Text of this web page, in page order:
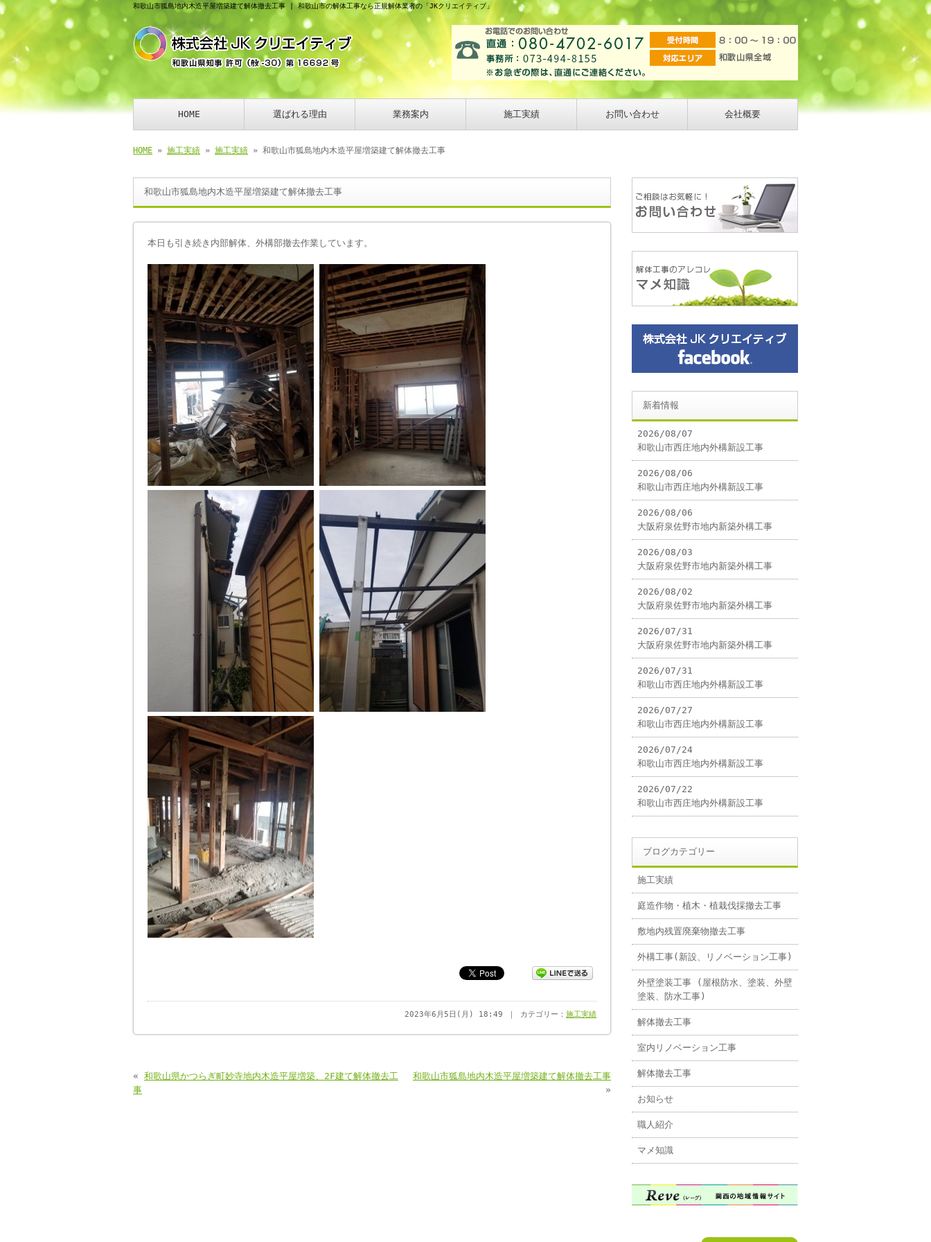
和歌山市狐島地内木造平屋増築建て解体撤去工事 | 和歌山市の解体工事なら正規解体業者の「JKクリエイティブ」
HOME 選ばれる理由 業務案内 施工実績 お問い合わせ 会社概要
HOME » 施工実績 » 施工実績 » 和歌山市狐島地内木造平屋増築建て解体撤去工事
和歌山市狐島地内木造平屋増築建て解体撤去工事
本日も引き続き内部解体、外構部撤去作業しています。
2023年6月5日(月) 18:49 ｜ カテゴリー： 施工実績
« 和歌山県かつらぎ町妙寺地内木造平屋増築、2F建て解体撤去工
事
和歌山市狐島地内木造平屋増築建て解体撤去工事
»
新着情報
2026/08/07
和歌山市西庄地内外構新設工事
2026/08/06
和歌山市西庄地内外構新設工事
2026/08/06
大阪府泉佐野市地内新築外構工事
2026/08/03
大阪府泉佐野市地内新築外構工事
2026/08/02
大阪府泉佐野市地内新築外構工事
2026/07/31
大阪府泉佐野市地内新築外構工事
2026/07/31
和歌山市西庄地内外構新設工事
2026/07/27
和歌山市西庄地内外構新設工事
2026/07/24
和歌山市西庄地内外構新設工事
2026/07/22
和歌山市西庄地内外構新設工事
ブログカテゴリー
施工実績
庭造作物・植木・植栽伐採撤去工事
敷地内残置廃棄物撤去工事
外構工事(新設、リノベーション工事)
外壁塗装工事 (屋根防水、塗装、外壁
塗装、防水工事)
解体撤去工事
室内リノベーション工事
解体撤去工事
お知らせ
職人紹介
マメ知識